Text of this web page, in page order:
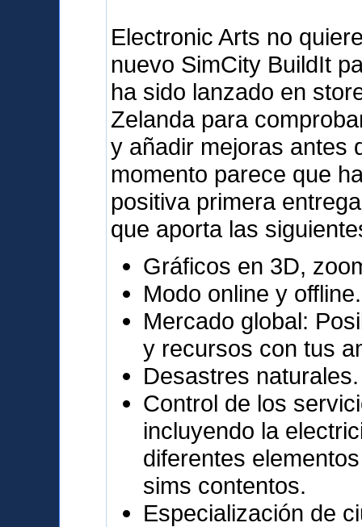
Electronic Arts no
nuevo SimCity BuildIt
ha sido lanzado en
Zelanda para
y añadir mejoras antes
momento parece que
positiva primera
que aporta las
Gráficos en 3D,
Modo online y offline.
Mercado global:
y recursos con tus
Desastres naturales.
Control de los
incluyendo la
diferentes
sims contentos.
Especialización de